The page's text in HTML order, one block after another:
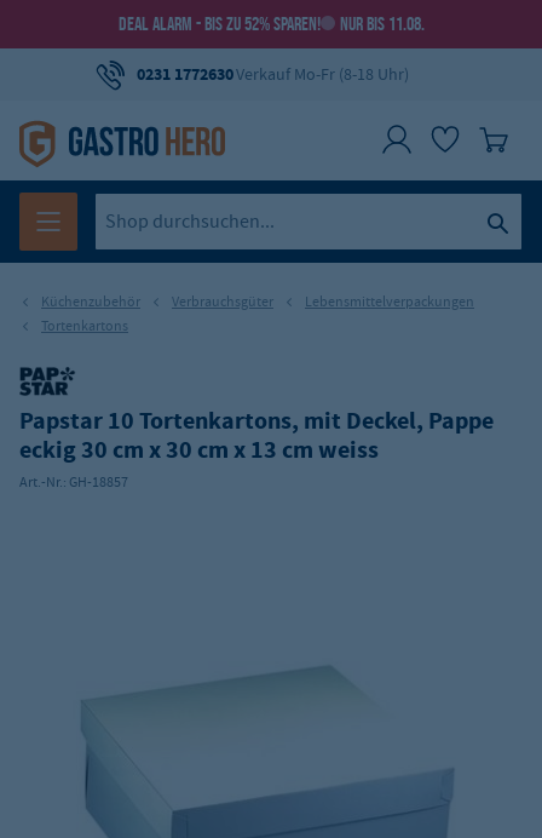
DEAL ALARM - BIS ZU 52% SPAREN! NUR BIS 11.08.
0231 1772630Verkauf Mo-Fr (8-18 Uhr)
Küchenzubehör Verbrauchsgüter
Lebensmittelverpackungen
Tortenkartons
Papstar 10 Tortenkartons, mit Deckel, Pappe
eckig 30 cm x 30 cm x 13 cm weiss
Art.-Nr.: GH-18857